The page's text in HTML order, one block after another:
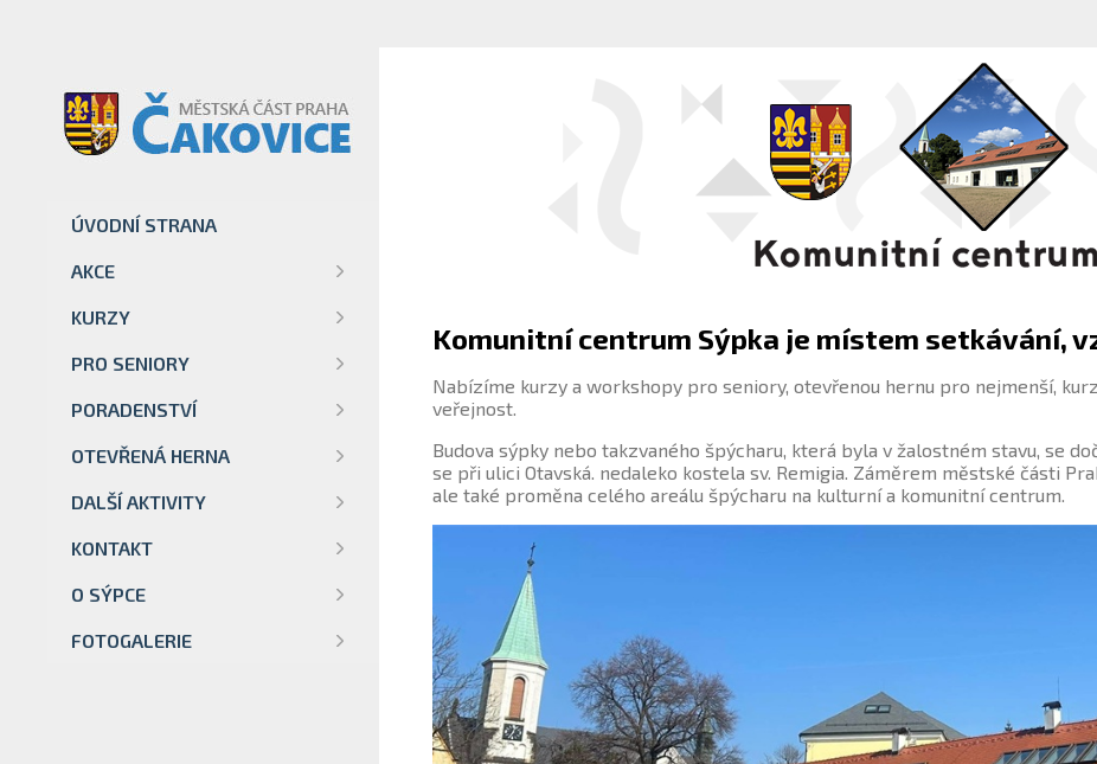
ÚVODNÍ STRANA
AKCE
KURZY
PRO SENIORY
PORADENSTVÍ
OTEVŘENÁ HERNA
DALŠÍ AKTIVITY
KONTAKT
O SÝPCE
FOTOGALERIE
Komunitní centrum Sýpka je místem setkávání,
Nabízíme kurzy a workshopy pro seniory, otevřenou hernu pro nejmenší,
veřejnost.
Budova sýpky nebo takzvaného špýcharu, která byla v žalostném stavu, se
se při ulici Otavská. nedaleko kostela sv. Remigia. Záměrem městské části
ale také proměna celého areálu špýcharu na kulturní a komunitní centrum.